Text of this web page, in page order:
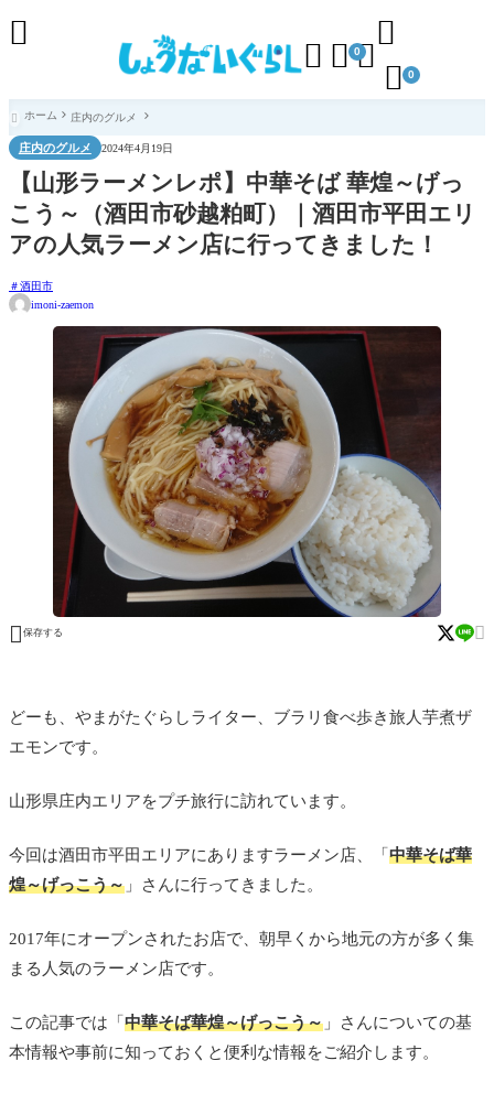
  0

 0

 ホーム 庄内のグルメ
庄内のグルメ 2024年4月19日
【山形ラーメンレポ】中華そば 華煌～げっ
こう～（酒田市砂越粕町）｜酒田市平田エリ
アの人気ラーメン店に行ってきました！
酒田市
imoni-zaemon
 保存する 
どーも、やまがたぐらしライター、ブラリ食べ歩き旅人芋煮ザ
エモンです。
山形県庄内エリアをプチ旅行に訪れています。
今回は酒田市平田エリアにありますラーメン店、「 中華そば華
煌～げっこう～ 」さんに行ってきました。
2017年にオープンされたお店で、朝早くから地元の方が多く集
まる人気のラーメン店です。
この記事では「 中華そば華煌～げっこう～ 」さんについての基
本情報や事前に知っておくと便利な情報をご紹介します。